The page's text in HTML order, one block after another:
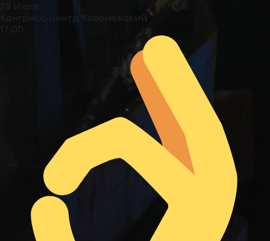
28 Июля
Конгресс-центр Коломяжский
17:00